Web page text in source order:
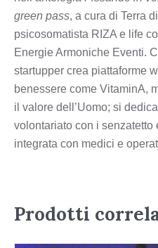
green pass, a cura di Terra
psicosomatista RIZA e life
Energie Armoniche Eventi.
startupper crea piattaforme
benessere come VitaminA,
il valore dell’Uomo; si
volontariato con i senzatetto
integrata con medici e
Prodotti